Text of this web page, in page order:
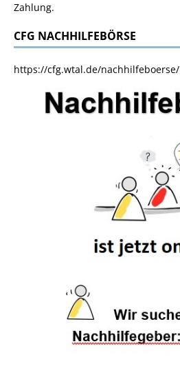
Zahlung.
CFG NACHHILFEBÖRSE
https://cfg.wtal.de/nachhilfeboerse/